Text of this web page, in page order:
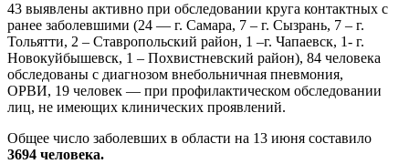
43 выявлены активно при обследовании круга контактных с
ранее заболевшими (24 — г. Самара, 7 – г. Сызрань, 7 – г.
Тольятти, 2 – Ставропольский район, 1 –г. Чапаевск, 1- г.
Новокуйбышевск, 1 – Похвистневский район), 84 человека
обследованы с диагнозом внебольничная пневмония,
ОРВИ, 19 человек — при профилактическом обследовании
лиц, не имеющих клинических проявлений.
Общее число заболевших в области на 13 июня составило
3694 человека.